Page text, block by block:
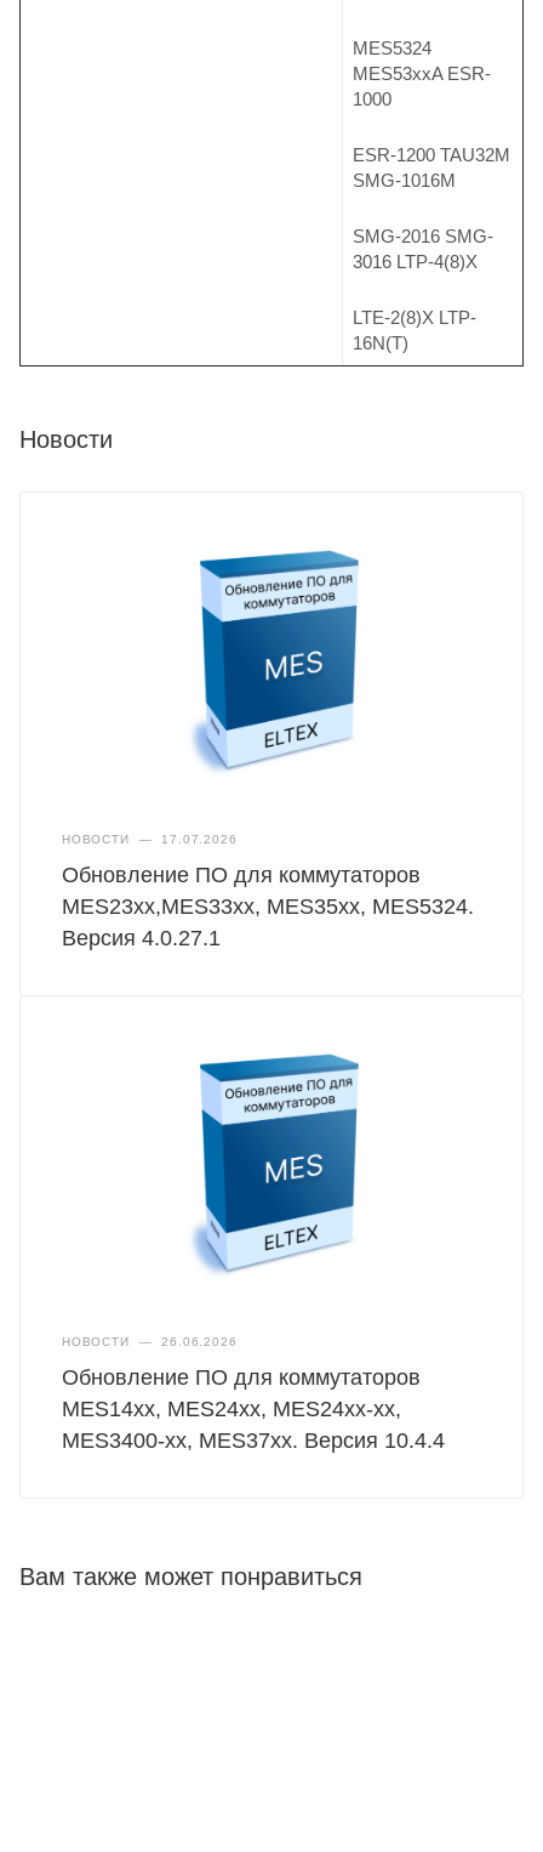
MES5324
MES53xxA ESR-
1000
ESR-1200 TAU32M
SMG-1016M
SMG-2016 SMG-
3016 LTP-4(8)X
LTE-2(8)X LTP-
16N(T)
Новости
НОВОСТИ — 17.07.2026
Обновление ПО для коммутаторов
MES23xx,MES33xx, MES35xx, MES5324.
Версия 4.0.27.1
НОВОСТИ — 26.06.2026
Обновление ПО для коммутаторов
MES14xx, MES24xx, MES24xx-xx,
MES3400-xx, MES37хх. Версия 10.4.4
Вам также может понравиться